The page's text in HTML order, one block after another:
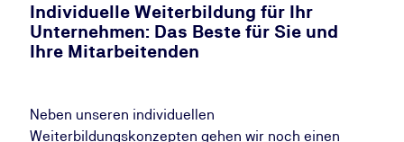
Individuelle Weiterbildung für Ihr
Unternehmen: Das Beste für Sie und
Ihre Mitarbeitenden
Neben unseren individuellen
Weiterbildungskonzepten gehen wir noch einen